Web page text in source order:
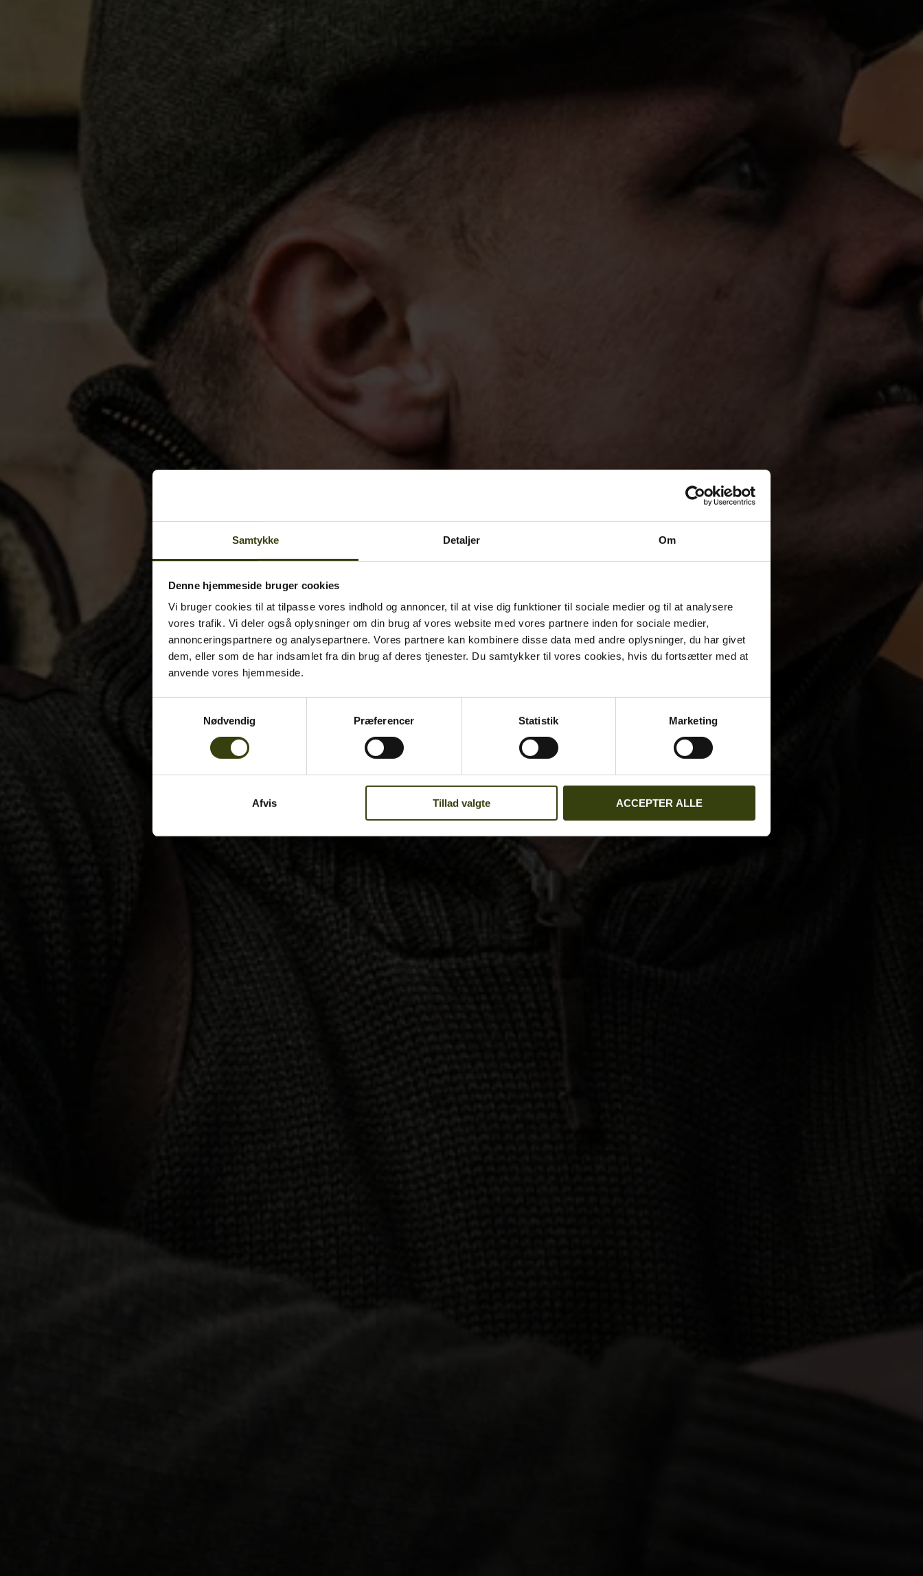
Samtykke Detaljer Om
Denne hjemmeside bruger cookies
Vi bruger cookies til at tilpasse vores indhold og annoncer, til at vise dig funktioner til sociale medier og til at analysere
vores trafik. Vi deler også oplysninger om din brug af vores website med vores partnere inden for sociale medier,
annonceringspartnere og analysepartnere. Vores partnere kan kombinere disse data med andre oplysninger, du har givet
dem, eller som de har indsamlet fra din brug af deres tjenester. Du samtykker til vores cookies, hvis du fortsætter med at
anvende vores hjemmeside.
Nødvendig
Præferencer Statistik Marketing
Afvis Tillad valgte ACCEPTER ALLE